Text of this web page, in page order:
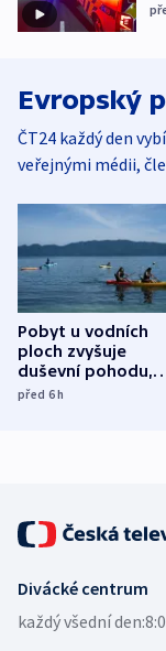
Evropský
ČT24 každý den
veřejnými médii,
Pobyt u vodních
ploch zvyšuje
duševní pohodu,
ukázala
před 6h
Divácké centrum
každý všední den: